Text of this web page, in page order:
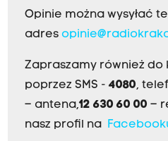
Opinie można wysyłać
adres
Zapraszamy również do
poprzez SMS - 4080,
– antena,12 630 60 00 –
nasz profil na